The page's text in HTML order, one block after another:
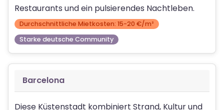
Restaurants und ein pulsierendes Nachtleben.
Durchschnittliche Mietkosten: 15-20 €/m²
Starke deutsche Community
Barcelona
Diese Küstenstadt kombiniert Strand, Kultur und